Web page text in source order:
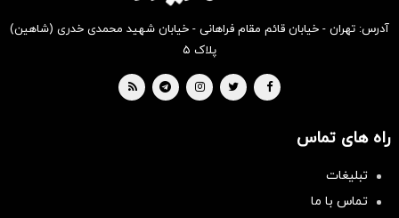
آدرس: تهران - خیابان قائم مقام فراهانی - خیابان شهید محمدی خدری (شاهین)
پلاک ۵
راه های تماس
تبلیغات
تماس با ما